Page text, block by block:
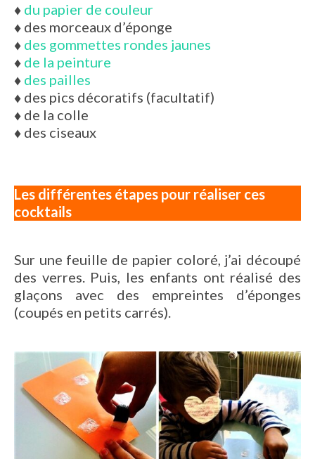
♦ du papier de couleur
♦ des morceaux d’éponge
♦ des gommettes rondes jaunes
♦ de la peinture
♦ des pailles
♦ des pics décoratifs (facultatif)
♦ de la colle
♦ des ciseaux
Les différentes étapes pour réaliser ces
cocktails
Sur une feuille de papier coloré, j’ai découpé
des verres. Puis, les enfants ont réalisé des
glaçons avec des empreintes d’éponges
(coupés en petits carrés).